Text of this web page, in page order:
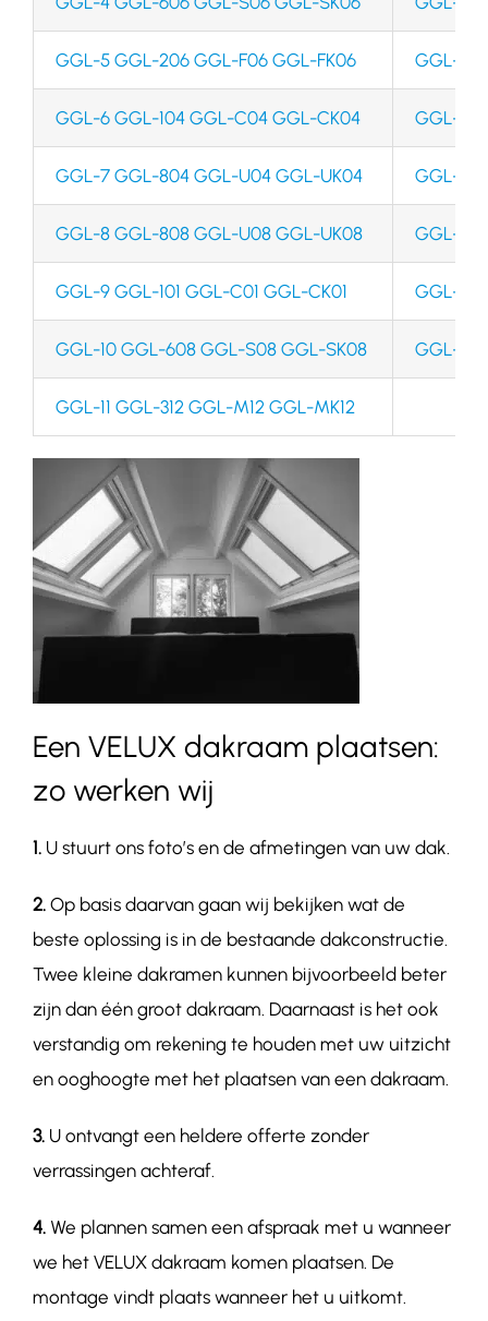
GGL-5 GGL-206 GGL-F06 GGL-FK06 GGL-
GGL-6 GGL-104 GGL-C04 GGL-CK04 GGL-
GGL-7 GGL-804 GGL-U04 GGL-UK04 GGL-
GGL-8 GGL-808 GGL-U08 GGL-UK08 GGL-
GGL-9 GGL-101 GGL-C01 GGL-CK01 GGL-
GGL-10 GGL-608 GGL-S08 GGL-SK08 GGL-
GGL-11 GGL-312 GGL-M12 GGL-MK12
Een VELUX dakraam plaatsen:
zo werken wij
1.U stuurt ons foto’s en de afmetingen van uw dak.
2.Op basis daarvan gaan wij bekijken wat de
beste oplossing is in de bestaande dakconstructie.
Twee kleine dakramen kunnen bijvoorbeeld beter
zijn dan één groot dakraam. Daarnaast is het ook
verstandig om rekening te houden met uw uitzicht
en ooghoogte met het plaatsen van een dakraam.
3.U ontvangt een heldere offerte zonder
verrassingen achteraf.
4.We plannen samen een afspraak met u wanneer
we het VELUX dakraam komen plaatsen. De
montage vindt plaats wanneer het u uitkomt.